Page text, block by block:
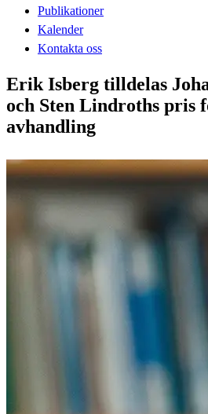
Publikationer
Kalender
Kontakta oss
Erik Isberg tilldelas
och Sten Lindroths pris
avhandling